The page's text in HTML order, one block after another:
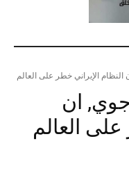
الإيراني خطر على العالم
ان
العالم